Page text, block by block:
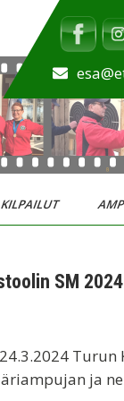
KILPAILUT
SM
ja